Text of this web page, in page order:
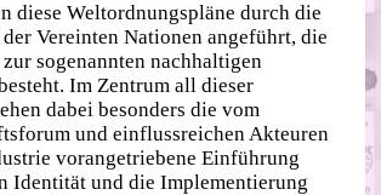
diese Weltordnungspläne durch die
Vereinten Nationen angeführt, die
sogenannten nachhaltigen
Im Zentrum all dieser
dabei besonders die vom
und einflussreichen Akteuren
vorangetriebene Einführung
Identität und die Implementierung